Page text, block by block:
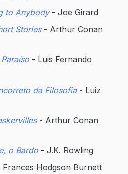
to Anybody- Joe Girard
Stories- Arthur Conan
- Luis Fernando
da Filosofia- Luiz
- Arthur Conan
o Bardo - J.K. Rowling
Hodgson Burnett